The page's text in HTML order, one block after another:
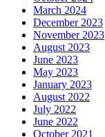
March 2024
December 2023
November 2023
August 2023
June 2023
May 2023
January 2023
August 2022
July 2022
June 2022
October 2021